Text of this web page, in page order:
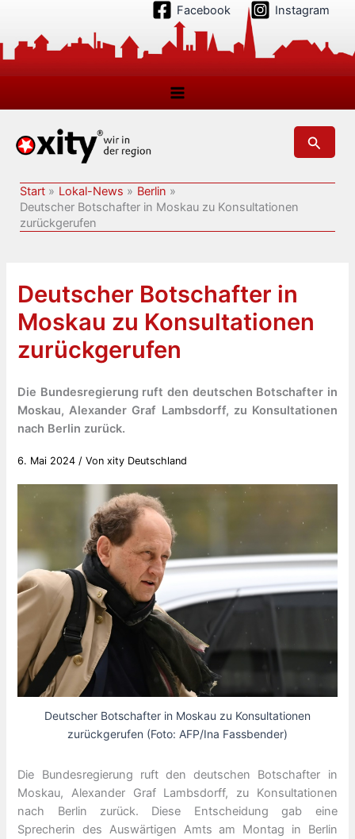
springen
Facebook Instagram
Suchen
Start Lokal-News
Berlin
Deutscher Botschafter in Moskau zu Konsultationen
zurückgerufen
Deutscher Botschafter in
Moskau zu Konsultationen
zurückgerufen
Die Bundesregierung ruft den deutschen Botschafter in
Moskau, Alexander Graf Lambsdorff, zu Konsultationen
nach Berlin zurück.
6. Mai 2024 / Vonxity Deutschland
Deutscher Botschafter in Moskau zu Konsultationen
zurückgerufen (Foto: AFP/Ina Fassbender)
Die Bundesregierung ruft den deutschen Botschafter in
Moskau, Alexander Graf Lambsdorff, zu Konsultationen
nach Berlin zurück. Diese Entscheidung gab eine
Sprecherin des Auswärtigen Amts am Montag in Berlin